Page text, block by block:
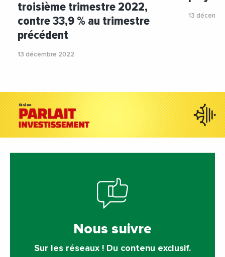
troisième trimestre 2022,
contre 33,9 % au trimestre
précédent
13 décembre 2022
13
Nous suivre
Sur les réseaux ! Du contenu exclusif.